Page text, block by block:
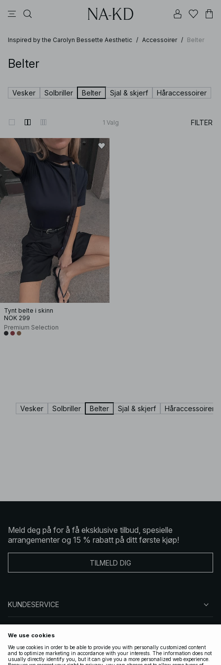
Inspired by the Carolyn Bessette Aesthetic / Accessoirer / Belter
Belter
Vesker Solbriller Belter Sjal & skjerf Håraccessoirer
1 Valg FILTER
Tynt belte i skinn
NOK 299
Premium Selection
Vesker Solbriller Belter Sjal & skjerf Håraccessoirer
Meld deg på for å få eksklusive tilbud, spesielle
arrangementer og 15 % rabatt på ditt første kjøp!
TILMELD DIG
KUNDESERVICE
FØLG OSS